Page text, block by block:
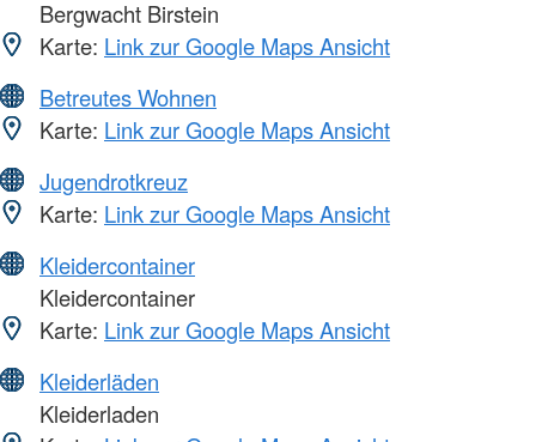
Bergwacht Birstein
Karte: Link zur Google Maps Ansicht
Betreutes Wohnen
Karte: Link zur Google Maps Ansicht
Jugendrotkreuz
Karte: Link zur Google Maps Ansicht
Kleidercontainer
Kleidercontainer
Karte: Link zur Google Maps Ansicht
Kleiderläden
Kleiderladen